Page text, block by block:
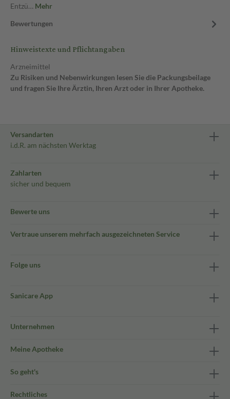
Entzü… Mehr
Bewertungen
Hinweistexte und Pflichtangaben
Arzneimittel
Zu Risiken und Nebenwirkungen lesen Sie die Packungsbeilage
und fragen Sie Ihre Ärztin, Ihren Arzt oder in Ihrer Apotheke.
Versandarten
i.d.R. am nächsten Werktag
Zahlarten
sicher und bequem
Bewerte uns
Vertraue unserem mehrfach ausgezeichneten Service
Folge uns
Sanicare App
Unternehmen
Meine Apotheke
So geht's
Rechtliches